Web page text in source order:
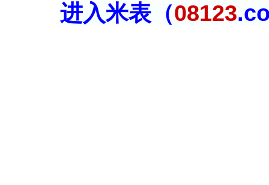
进入米表（08123